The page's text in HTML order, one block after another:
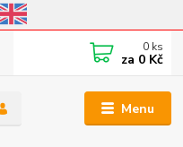
31.10.2026
Menu
0 ks
za 0 Kč